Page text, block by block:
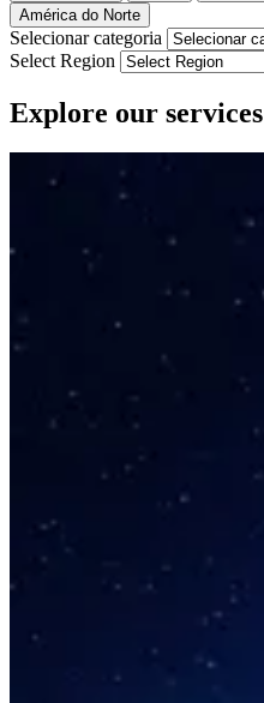
América do Norte
+
Selecionar categoria
Select Region
Explore our services